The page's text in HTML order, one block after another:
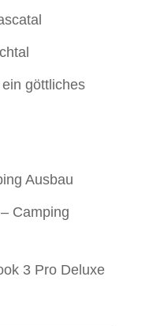
göttliches
Ausbau
Camping
3 Pro Deluxe